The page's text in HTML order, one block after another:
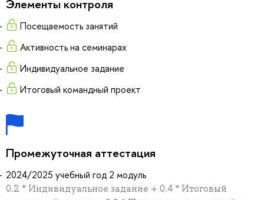
Элементы контроля
Посещаемость занятий
Активность на семинарах
Индивидуальное задание
Итоговый командный проект
Промежуточная аттестация
2024/2025 учебный год 2 модуль
0.2 * Индивидуальное задание + 0.4 * Итоговый